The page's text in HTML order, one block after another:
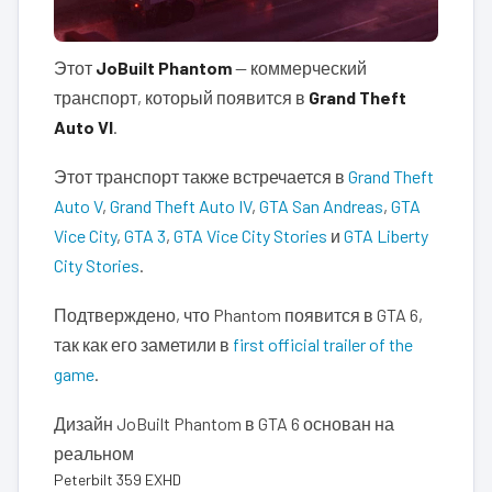
Этот JoBuilt Phantom— коммерческий
транспорт, который появится в Grand Theft
Auto VI
Этот транспорт также встречается в Grand Theft
Auto V, Grand Theft Auto IV, GTA San Andreas, GTA
Vice City, GTA 3, GTA Vice City Stories и GTA Liberty
City Stories
Подтверждено, что Phantom появится в GTA 6,
так как его заметили в first official trailer of the
game
Дизайн JoBuilt Phantom в GTA 6 основан на
реальном
Peterbilt 359 EXHD